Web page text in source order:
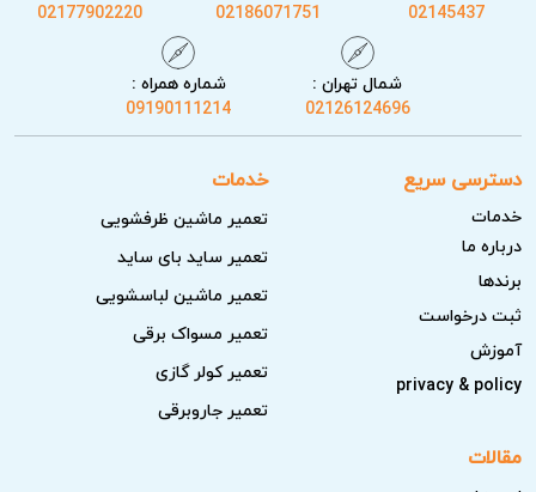
02145437
02186071751
02177902220
شمال تهران :
02126124696
شماره همراه :
09190111214
دسترسی سریع
خدمات
درباره ما
برندها
ثبت درخواست
آموزش
privacy & policy
خدمات
تعمیر ماشین ظرفشویی
تعمیر ساید بای ساید
تعمیر ماشین لباسشویی
تعمیر مسواک برقی
تعمیر کولر گازی
تعمیر جاروبرقی
مقالات